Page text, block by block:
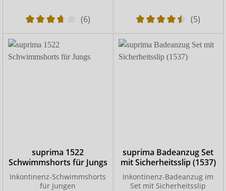
(6) (5)
suprima 1522
Schwimmshorts für Jungs
Inkontinenz-Schwimmshorts
für Jungen
suprima Badeanzug Set
mit Sicherheitsslip (1537)
Inkontinenz-Badeanzug im
Set mit Sicherheitsslip